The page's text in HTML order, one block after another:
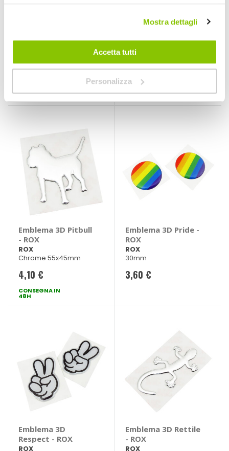
Mostra dettagli
Accetta tutti
Personalizza
Color - ROX
ROX
ROX
Emblema 3D Pitbull
- ROX
ROX
Chrome 55x45mm
4,10 €
CONSEGNA IN
48H
Emblema 3D Pride -
ROX
ROX
30mm
3,60 €
Emblema 3D
Respect - ROX
ROX
Emblema 3D Rettile
- ROX
ROX